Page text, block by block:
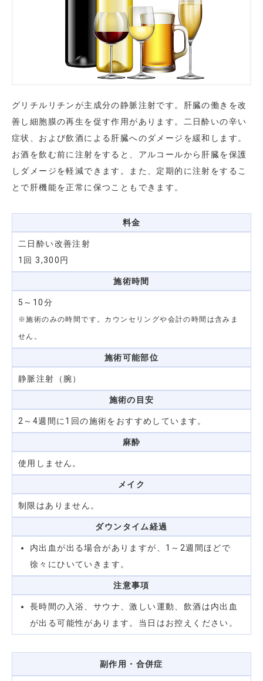
グリチルリチンが主成分の静脈注射です。肝臓の働きを改
善し細胞膜の再生を促す作用があります。二日酔いの辛い
症状、および飲酒による肝臓へのダメージを緩和します。
お酒を飲む前に注射をすると、アルコールから肝臓を保護
しダメージを軽減できます。また、定期的に注射をするこ
とで肝機能を正常に保つこともできます。
料金
二日酔い改善注射
1回 3,300円
施術時間
5～10分
※施術のみの時間です。カウンセリングや会計の時間は含みま
せん。
施術可能部位
静脈注射（腕）
施術の目安
2～4週間に1回の施術をおすすめしています。
麻酔
使用しません。
メイク
制限はありません。
ダウンタイム経過
内出血が出る場合がありますが、1～2週間ほどで
徐々にひいていきます。
注意事項
長時間の入浴、サウナ、激しい運動、飲酒は内出血
が出る可能性があります。当日はお控えください。
副作用・合併症